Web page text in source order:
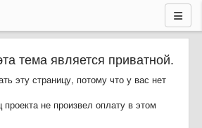
тема является приватной.
эту страницу, потому что у вас нет
не произвел оплату в этом